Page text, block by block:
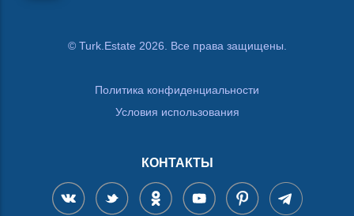
© Turk.Estate 2026. Все права защищены.
Политика конфиденциальности
Условия использования
КОНТАКТЫ